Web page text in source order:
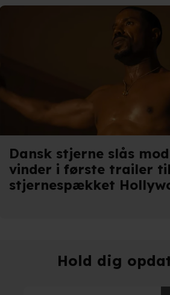
tilbage eller ændre indstillinger fra
fra tredjeparter til at optimere dit
huske dine præferencer og til
vi kortvarigt din IP-adresse. IP-
og behandling af dine personoplysninger i
Dansk stjerne slås
vinder i første trailer til
stjernespækket
Hold dig